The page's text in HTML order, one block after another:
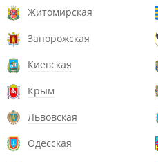
Житомирская
Запорожская
Киевская
Крым
Львовская
Одесская